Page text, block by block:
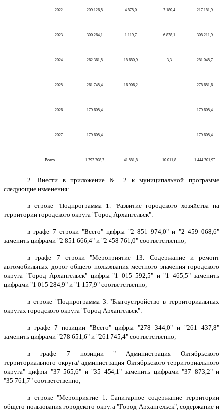
2022 209 126,5 4 875,0 3 180,4 217 181,9
2023 300 264,1 1 119,7 6 828,1 308 211,9
2024 262 361,5 18 680,9 3,3 281 045,7
2025 261 745,4 16 906,2 - 278 651,6
2026 179 605,4 - - 179 605,4
2027 179 605,4 - - 179 605,4
Всего 1 392 708,3 41 581,8 10 011,8 1 444 301,9".
2. Внести в приложение № 2 к муниципальной программе
следующие изменения:
в строке "Подпрограмма 1. "Развитие городского хозяйства на
территории городского округа "Город Архангельск":
в графе 7 строки "Всего" цифры "2 851 974,0" и "2 459 068,6"
заменить цифрами "2 851 666,4" и "2 458 761,0" соответственно;
в графе 7 строки "Мероприятие 13. Содержание и ремонт
автомобильных дорог общего пользования местного значения городского
округа "Город Архангельск" цифры "1 015 592,5" и "1 465,5" заменить
цифрами "1 015 284,9" и "1 157,9" соответственно;
в строке "Подпрограмма 3. "Благоустройство в территориальных
округах городского округа "Город Архангельск":
в графе 7 позиции "Всего" цифры "278 344,0" и "261 437,8"
заменить цифрами "278 651,6" и "261 745,4" соответственно;
в графе 7 позиции " Администрация Октябрьского
территориального округа/ администрация Октябрьского территориального
округа" цифры "37 565,6" и "35 454,1" заменить цифрами "37 873,2" и
"35 761,7" соответственно;
в строке "Мероприятие 1. Санитарное содержание территории
общего пользования городского округа "Город Архангельск", содержание и